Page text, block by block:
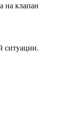
на клапан
ситуации.